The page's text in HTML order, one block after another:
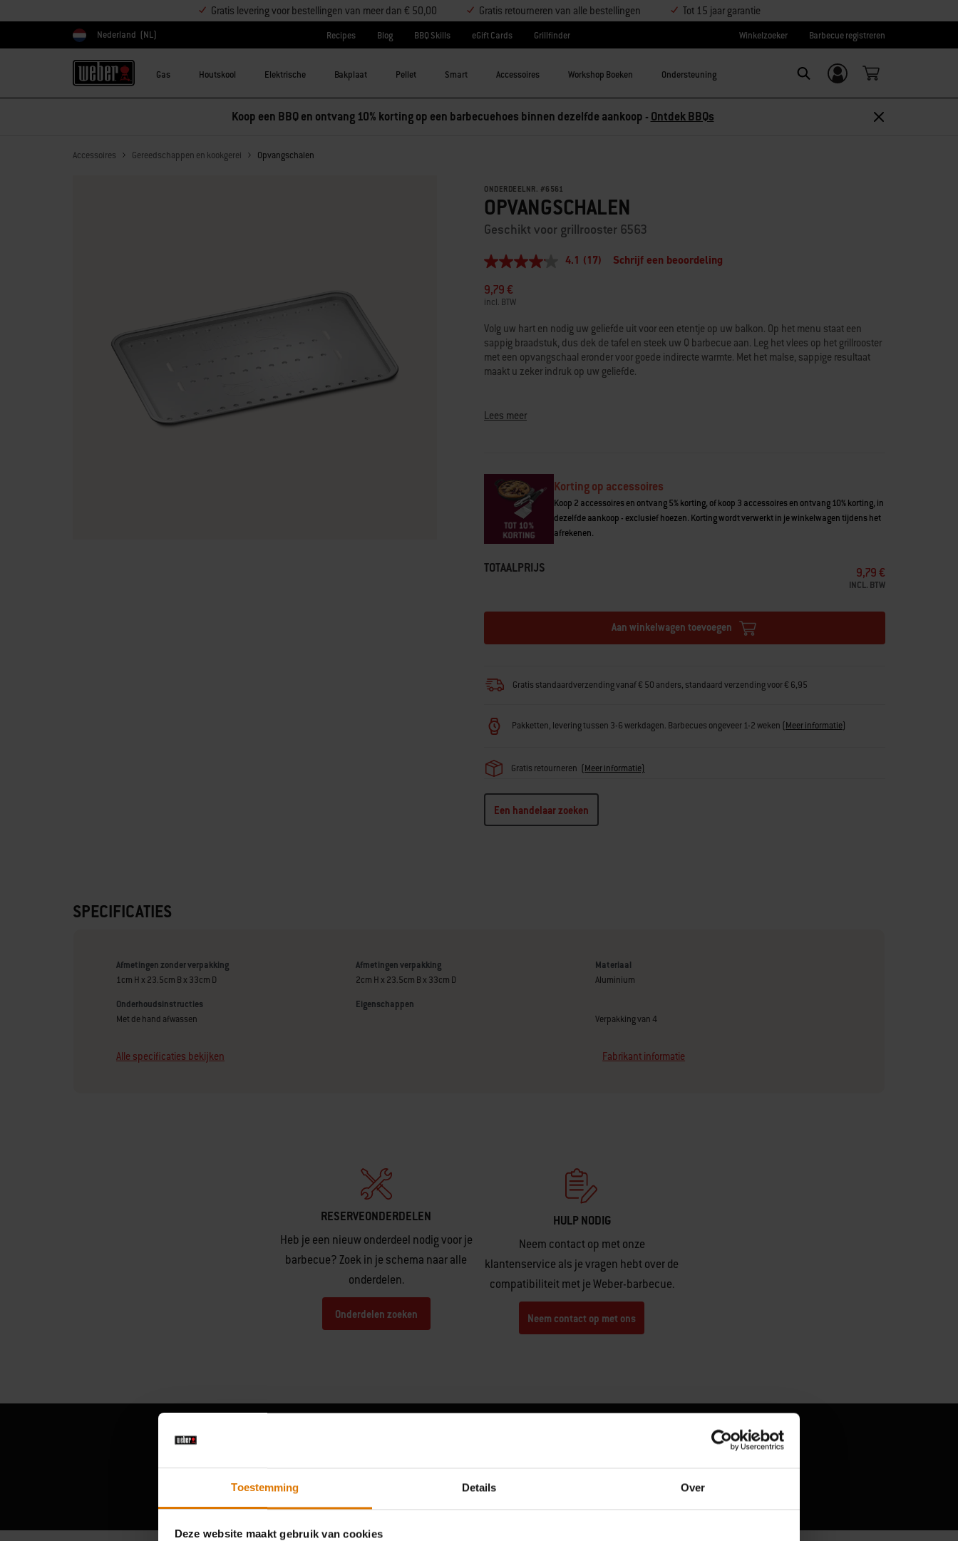
Toestemming Details Over
Deze website maakt gebruik van cookies
Gratis levering voor bestellingen van meer dan € 50,00 Gratis retourneren van alle bestellingen Tot 15 jaar garantie
Kies land
Nederland (NL) Recipes Blog BBQ Skills eGift Cards Grillfinder Winkelzoeker Barbecue registreren
Gas Houtskool Elektrische Bakplaat Pellet Smart Accessoires Workshop Boeken Ondersteuning
Inloggen/
aanmelden
Koop een BBQ en ontvang 10% korting op een barbecuehoes binnen dezelfde aankoop - Ontdek BBQs
Accessoires Gereedschappen en kookgerei Opvangschalen
ONDERDEELNR. #6561
OPVANGSCHALEN
Geschikt voor grillrooster 6563
4.1
5
sterren,
scorewaarde.
Read
17
Reviews.
Dezelfde
4.1 (17) Schrijf een beoordeling
9,79 €
incl. BTW
Volg uw hart en nodig uw geliefde uit voor een etentje op uw balkon. Op het menu staat een
sappig braadstuk, dus dek de tafel en steek uw Q barbecue aan. Leg het vlees op het grillrooster
met een opvangschaal eronder voor goede indirecte warmte. Met het malse, sappige resultaat
maakt u zeker indruk op uw geliefde.
Lees meer
Korting op accessoires
Koop 2 accessoires en ontvang 5% korting, of koop 3 accessoires en ontvang 10% korting, in
dezelfde aankoop - exclusief hoezen. Korting wordt verwerkt in je winkelwagen tijdens het
afrekenen.
TOTAALPRIJS 9,79 €
INCL. BTW
Aan winkelwagen toevoegen
Gratis standaardverzending vanaf € 50 anders, standaard verzending voor € 6,95
Pakketten, levering tussen 3-6 werkdagen. Barbecues ongeveer 1-2 weken (Meer informatie)
Gratis retourneren (Meer informatie)
Een handelaar zoeken
SPECIFICATIES
Afmetingen zonder verpakking
1cm H x 23.5cm B x 33cm D
Afmetingen verpakking
2cm H x 23.5cm B x 33cm D
Materiaal
Aluminium
Onderhoudsinstructies
Met de hand afwassen
Eigenschappen
Verpakking van 4
Alle specificaties bekijken Fabrikant informatie
RESERVEONDERDELEN
Heb je een nieuw onderdeel nodig voor je
barbecue? Zoek in je schema naar alle
onderdelen.
Onderdelen zoeken
HULP NODIG
Neem contact op met onze
klantenservice als je vragen hebt over de
compatibiliteit met je Weber-barbecue.
Neem contact op met ons
Wat andere grillers zeggen